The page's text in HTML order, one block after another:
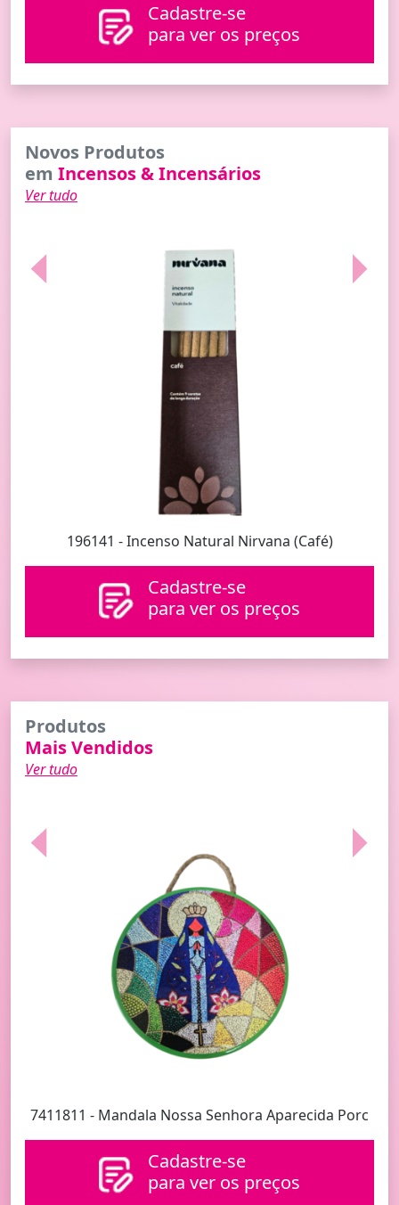
Cadastre-se
para ver os preços
Novos Produtos
em Incensos & Incensários
Ver tudo
196141 - Incenso Natural Nirvana (Café)
Cadastre-se
para ver os preços
Previous Next
Produtos
Mais Vendidos
Ver tudo
7411811 - Mandala Nossa Senhora Aparecida Porc
Cadastre-se
para ver os preços
Previous Next